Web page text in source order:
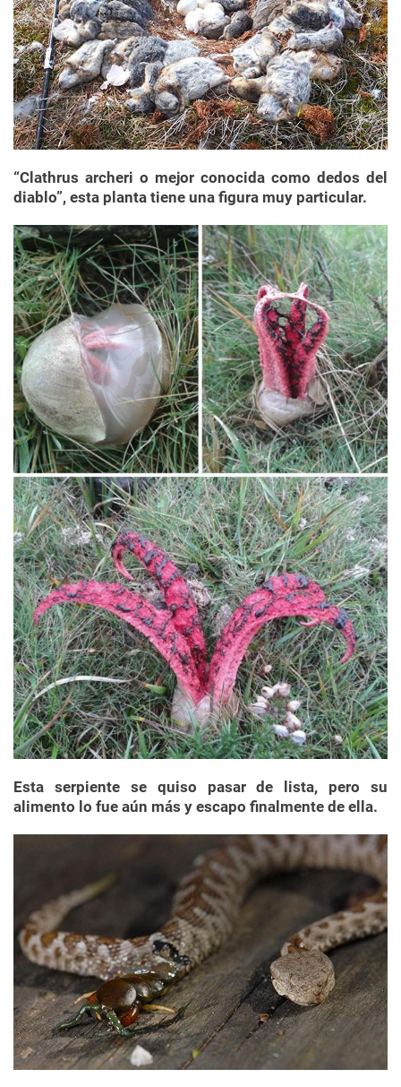
“Clathrus archeri o mejor conocida como dedos del
diablo”, esta planta tiene una figura muy particular.
Esta serpiente se quiso pasar de lista, pero su
alimento lo fue aún más y escapo finalmente de ella.